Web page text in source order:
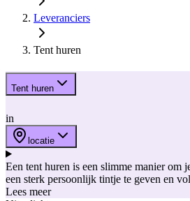
Leveranciers
Tent huren
Tent huren
in
locatie
Een tent huren is een slimme manier om
een sterk persoonlijk tintje te geven en
Zo’n feesttent voelt ook nog eens
Lees meer